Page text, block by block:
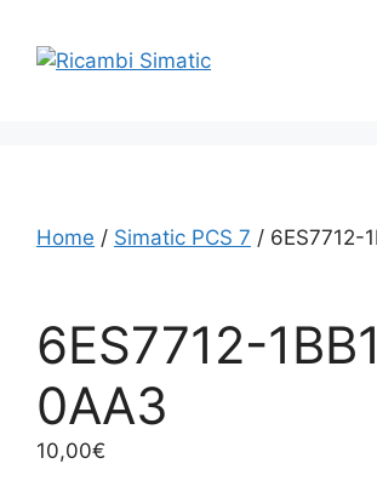
contenuto
Home / Simatic PCS 7 / 6ES7712-
6ES7712-
0AA3
10,00€